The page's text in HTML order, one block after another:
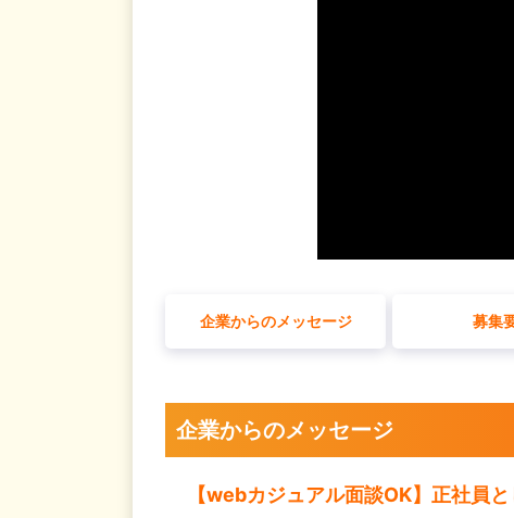
企業からのメッセージ 募集
企業からのメッセージ
【webカジュアル面談OK】正社員